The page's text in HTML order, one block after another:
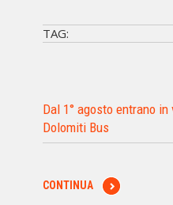
TAG:
Dal 1° agosto entrano
Dolomiti Bus
CONTINUA